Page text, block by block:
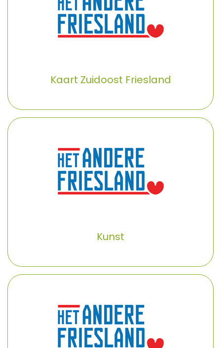
Kaart Zuidoost Friesland
Kunst